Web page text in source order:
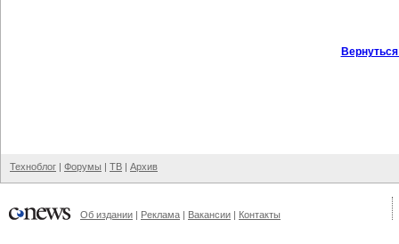
Техноблог | Форумы | ТВ | Архив
Об издании | Реклама | Вакансии | Контакты